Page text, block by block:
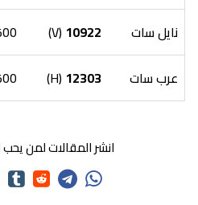
نايل سات
10922
(V)
7/8
عرب سات
12303
(H)
5/6
انشر المقالات لمن يحب